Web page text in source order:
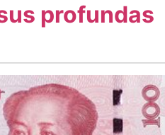
profundas